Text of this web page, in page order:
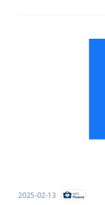
2025-02-13